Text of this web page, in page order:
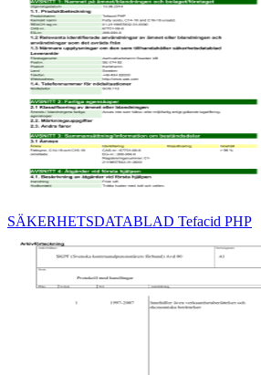
SÄKERHETSDATABLAD Tefacid PHP